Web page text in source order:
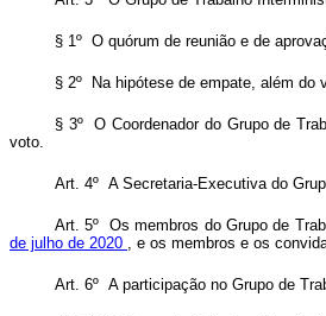
§ 1º O quórum de reunião e de
§ 2º Na hipótese de empate, além do
§ 3º O Coordenador do Grupo de
voto.
Art. 4º A Secretaria-Executiva do
Art. 5º Os membros do Grupo de
de julho de 2020 , e os membros e os
Art. 6º A participação no Grupo de